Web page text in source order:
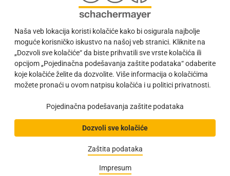
Naša veb lokacija koristi kolačiće kako bi osigurala najbolje
moguće korisničko iskustvo na našoj veb stranici. Kliknite na
„Dozvoli sve kolačiće“ da biste prihvatili sve vrste kolačića ili
opcijom „Pojedinačna podešavanja zaštite podataka“ odaberite
koje kolačiće želite da dozvolite. Više informacija o kolačićima
možete pronaći u ovom natpisu kolačića i u politici privatnosti.
Pojedinačna podešavanja zaštite podataka
Dozvoli sve kolačiće
Zaštita podataka
Impresum
godinama. Upravo zato sada postoje dva
ekskluzivna rešenja u Schachermayer ponudi.
Moove iz firme L&S…
Objava
objavljena
12.05.2026
12.05.2026